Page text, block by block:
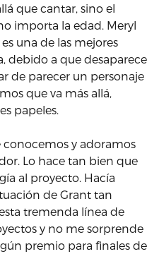
que cantar, sino el
importa la edad. Meryl
una de las mejores
debido a que desaparece
de parecer un personaje
que va más allá,
papeles.
y adoramos
Lo hace tan bien que
al proyecto. Hacía
de Grant tan
tremenda línea de
y no me sorprende
premio para finales de